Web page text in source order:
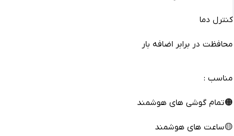
کنترل‌ دما
محافظت در برابر اضافه بار
مناسب :
🟠تمام گوشی های هوشمند
🟡ساعت های هوشمند